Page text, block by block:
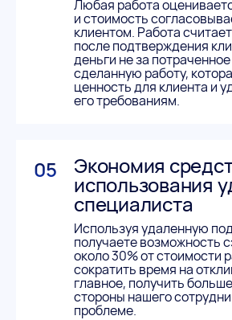
Любая работа
и стоимость
клиентом. Работа
после подтверждения
деньги не за
сделанную работу,
ценность для клиента и
его требованиям.
05 Экономия
использования
специалиста
Используя удаленную
получаете возможность
около 30% от стоимости
сократить время на
главное, получить
стороны нашего
проблеме.